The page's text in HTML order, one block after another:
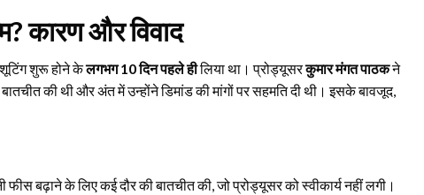
कारण और विवाद
शुरू होने केलगभग 10 दिन पहले हीलिया था। प्रोड्यूसरकुमार मंगत पाठकने
की थी और अंत में उन्होंने डिमांड की मांगों पर सहमति दी थी। इसके बावजूद,
बढ़ाने के लिए कई दौर की बातचीत की, जो प्रोड्यूसर को स्वीकार्य नहीं लगी।